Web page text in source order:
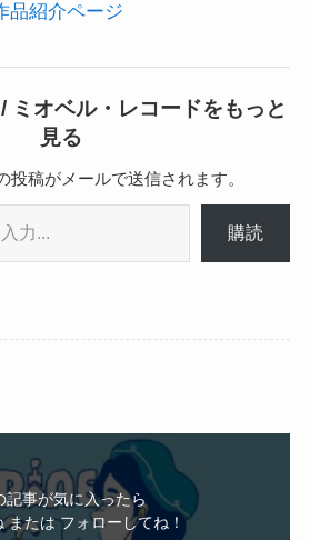
品紹介ページ
オベル・レコードをもっと
見る
投稿がメールで送信されます。
購読
記事が気に入ったら
または フォローしてね！